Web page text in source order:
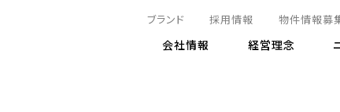
ブランド 採用情報 物件情報募
会社情報 経営理念